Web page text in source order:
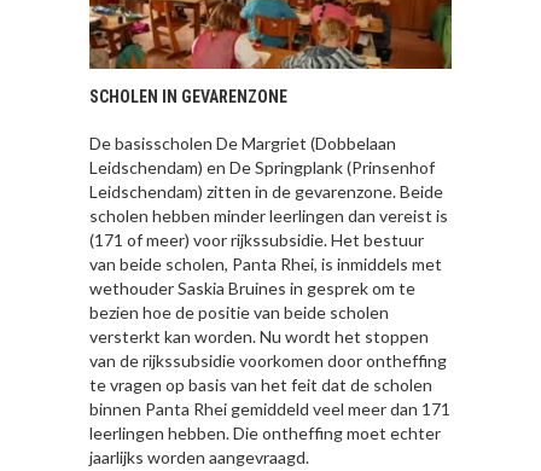
SCHOLEN IN GEVARENZONE
De basisscholen De Margriet (Dobbelaan
Leidschendam) en De Springplank (Prinsenhof
Leidschendam) zitten in de gevarenzone. Beide
scholen hebben minder leerlingen dan vereist is
(171 of meer) voor rijkssubsidie. Het bestuur
van beide scholen, Panta Rhei, is inmiddels met
wethouder Saskia Bruines in gesprek om te
bezien hoe de positie van beide scholen
versterkt kan worden. Nu wordt het stoppen
van de rijkssubsidie voorkomen door ontheffing
te vragen op basis van het feit dat de scholen
binnen Panta Rhei gemiddeld veel meer dan 171
leerlingen hebben. Die ontheffing moet echter
jaarlijks worden aangevraagd.